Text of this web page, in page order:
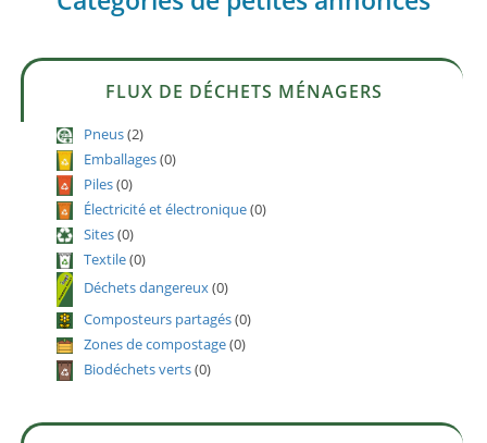
FLUX DE DÉCHETS MÉNAGERS
Pneus(2)
Emballages(0)
Piles(0)
Électricité et électronique(0)
Sites(0)
Textile(0)
Déchets dangereux(0)
Composteurs partagés(0)
Zones de compostage(0)
Biodéchets verts(0)